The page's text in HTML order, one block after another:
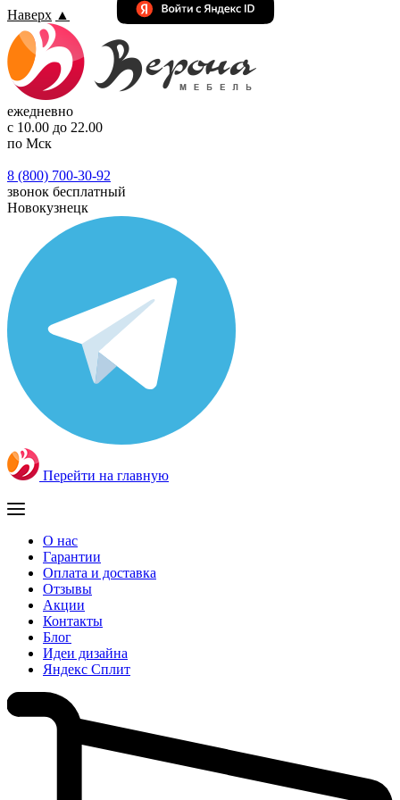
Наверх ▲
ежедневно
с 10.00 до 22.00
по Мск
8 (800) 700-30-92
звонок бесплатный
Новокузнецк
Перейти на главную
О нас
Гарантии
Оплата и доставка
Отзывы
Акции
Контакты
Блог
Идеи дизайна
Яндекс Сплит